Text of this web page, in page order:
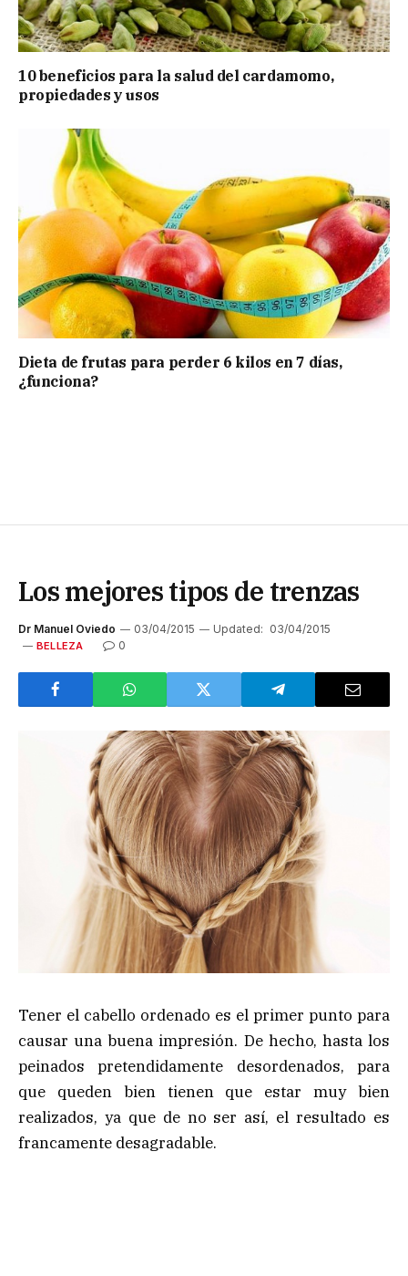
10 beneficios para la salud del cardamomo,
propiedades y usos
Dieta de frutas para perder 6 kilos en 7 días,
¿funciona?
Los mejores tipos de trenzas
Dr Manuel Oviedo 03/04/2015 Updated: 03/04/2015
BELLEZA 0
Tener el cabello ordenado es el primer punto para
causar una buena impresión. De hecho, hasta los
peinados pretendidamente desordenados, para
que queden bien tienen que estar muy bien
realizados, ya que de no ser así, el resultado es
francamente desagradable.